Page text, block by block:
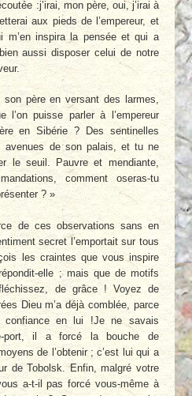
:j’irai, mon père, oui, j’irai à
aux pieds de l’empereur, et
m’en inspira la pensée et qui a
aussi disposer celui de notre
père en versant des larmes,
l’on puisse parler à l’empereur
en Sibérie ? Des sentinelles
avenues de son palais, et tu ne
le seuil. Pauvre et mendiante,
comment oseras-tu
? »
de ces observations sans en
secret l’emportait sur tous
les craintes que vous inspire
elle ; mais que de motifs
de grâce ! Voyez de
Dieu m’a déjà comblée, parce
confiance en lui !Je ne savais
port, il a forcé la bouche de
de l’obtenir ; c’est lui qui a
de Tobolsk. Enfin, malgré votre
a-t-il pas forcé vous-même à